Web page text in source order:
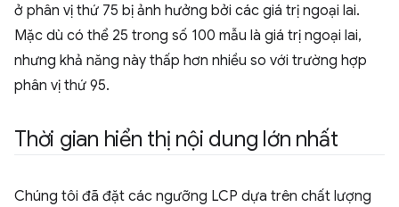
ở phân vị thứ 75 bị ảnh hưởng bởi các giá trị ngoại lai.
Mặc dù có thể 25 trong số 100 mẫu là giá trị ngoại lai,
nhưng khả năng này thấp hơn nhiều so với trường hợp
phân vị thứ 95.
Thời gian hiển thị nội dung lớn nhất
Chúng tôi đã đặt các ngưỡng LCP dựa trên chất lượng